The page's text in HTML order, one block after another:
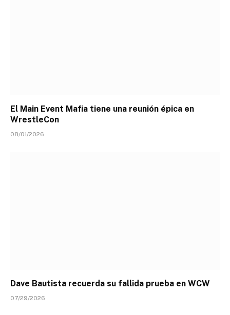
El Main Event Mafia tiene una reunión épica en
WrestleCon
08/01/2026
Dave Bautista recuerda su fallida prueba en WCW
07/29/2026